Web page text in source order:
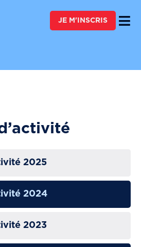
FAIRE UN DON
JE M'INSCRIS
2025
2024
2023